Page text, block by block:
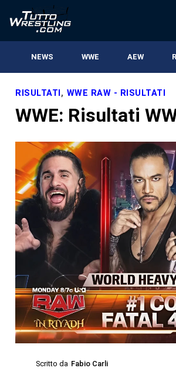
NEWS WWE AEW
RISULTATI, WWE RAW - RISULTATI
WWE: Risultati
Scritto da Fabio Carli